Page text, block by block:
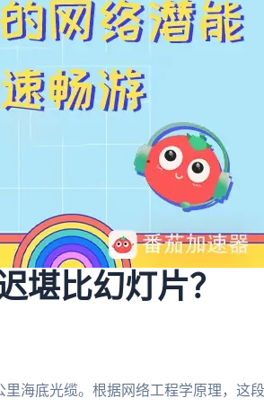
堪比幻灯片？
里海底光缆。根据网络工程学原理，这段